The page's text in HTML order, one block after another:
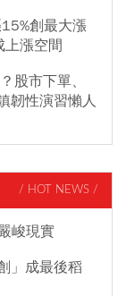
創最大漲
上漲空間
股市下單、
韌性演習懶人
/ HOT NEWS /
峻現實
」成最後稻